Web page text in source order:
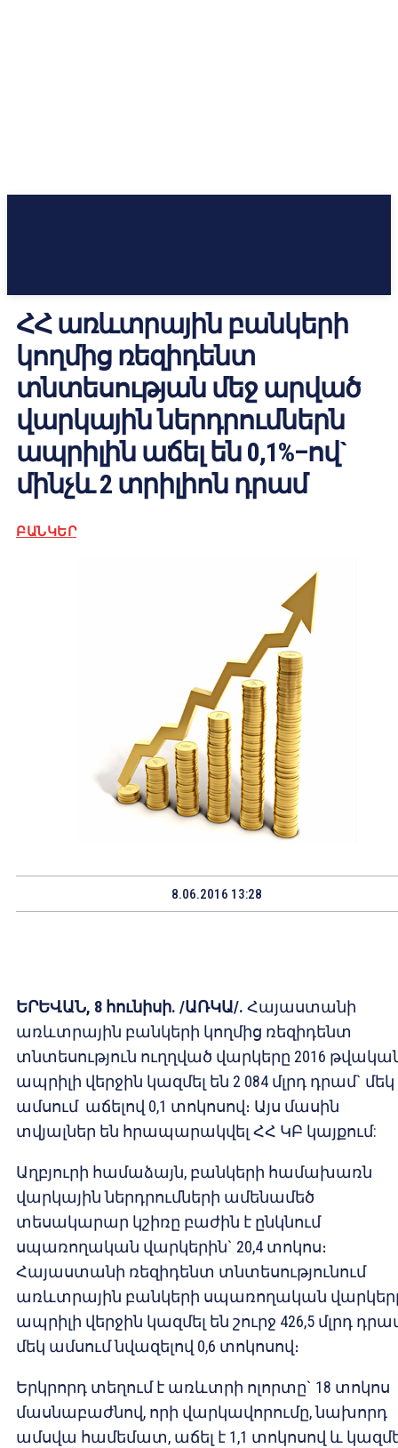
ՀՀ առևտրային բանկերի
կողմից ռեզիդենտ
տնտեսության մեջ արված
վարկային ներդրումներն
ապրիլին աճել են 0,1%–ով`
մինչև 2 տրիլիոն դրամ
ԲԱՆԿԵՐ
8.06.2016 13:28
ԵՐԵՎԱՆ, 8 հունիսի. /ԱՌԿԱ/. Հայաստանի
առևտրային բանկերի կողմից ռեզիդենտ
տնտեսություն ուղղված վարկերը 2016
ապրիլի վերջին կազմել են 2 084 մլրդ դրամ` մեկ
ամսում աճելով 0,1 տոկոսով։ Այս մասին
տվյալներ են հրապարակվել ՀՀ ԿԲ կայքում:
Աղբյուրի համաձայն, բանկերի համախառն
վարկային ներդրումների ամենամեծ
տեսակարար կշիռը բաժին է ընկնում
սպառողական վարկերին` 20,4 տոկոս։
Հայաստանի ռեզիդենտ տնտեսությունում
առևտրային բանկերի սպառողական
ապրիլի վերջին կազմել են շուրջ 426,5 մլրդ
մեկ ամսում նվազելով 0,6 տոկոսով։
Երկրորդ տեղում է առևտրի ոլորտը` 18 տոկոս
մասնաբաժնով, որի վարկավորումը, նախորդ
ամսվա համեմատ, աճել է 1,1 տոկոսով և